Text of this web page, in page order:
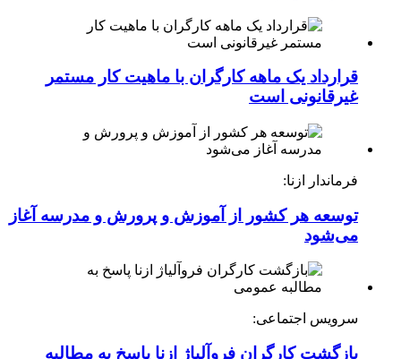
قرارداد یک ماهه کارگران با ماهیت کار مستمر
غیرقانونی است
فرماندار ازنا:
توسعه هر کشور از آموزش و پرورش و مدرسه آغاز
می‌شود
سرویس اجتماعی:
بازگشت کارگران فروآلیاژ ازنا پاسخ به مطالبه